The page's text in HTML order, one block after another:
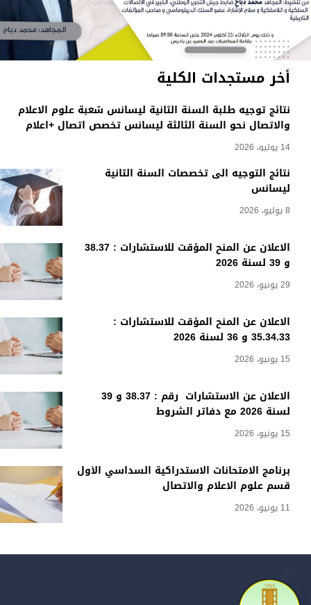
أخر مستجدات الكلية
نتائج توجيه طلبة السنة الثانية ليسانس شعبة علوم الاعلام
والاتصال نحو السنة الثالثة ليسانس تخصص اتصال +اعلام
14 يوليو، 2026
نتائج التوجيه الى تخصصات السنة الثانية
ليسانس
8 يوليو، 2026
الاعلان عن المنح المؤقت للاستشارات : 38.37
و 39 لسنة 2026
29 يونيو، 2026
الاعلان عن المنح المؤقت للاستشارات :
35.34.33 و 36 لسنة 2026
15 يونيو، 2026
الاعلان عن الاستشارات رقم : 38.37 و 39
لسنة 2026 مع دفاتر الشروط
15 يونيو، 2026
برنامج الامتحانات الاستدراكية السداسي الأول
قسم علوم الاعلام والاتصال
11 يونيو، 2026